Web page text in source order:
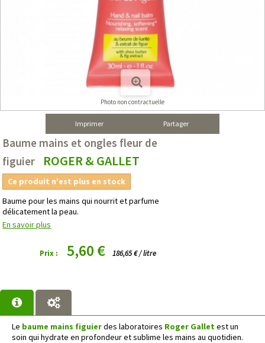
Photo non contractuelle
Imprimer Partager
Baume mains et ongles fleur de
figuier
ROGER & GALLET
Ce produit n'est plus en stock
Baume pour les mains qui nourrit et parfume
délicatement la peau.
En savoir plus
Prix : 5,60 € 186,65 € / litre
Le baume mains figuierdes laboratoires Roger Gallet est un
soin qui hydrate en profondeur et sublime les mains au quotidien.